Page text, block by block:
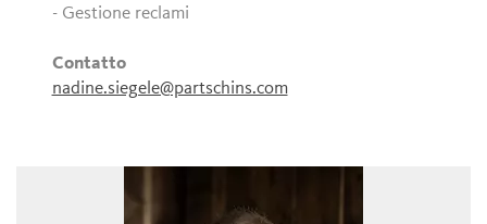
- Gestione reclami
Contatto
nadine.siegele@partschins.com